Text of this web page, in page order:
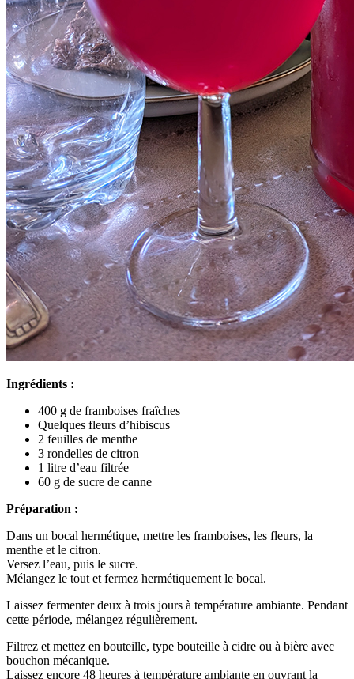
Ingrédients :
400 g de framboises fraîches
Quelques fleurs d’hibiscus
2 feuilles de menthe
3 rondelles de citron
1 litre d’eau filtrée
60 g de sucre de canne
Préparation :
Dans un bocal hermétique, mettre les framboises, les fleurs, la
menthe et le citron.
Versez l’eau, puis le sucre.
Mélangez le tout et fermez hermétiquement le bocal.
Laissez fermenter deux à trois jours à température ambiante. Pendant
cette période, mélangez régulièrement.
Filtrez et mettez en bouteille, type bouteille à cidre ou à bière avec
bouchon mécanique.
Laissez encore 48 heures à température ambiante en ouvrant la